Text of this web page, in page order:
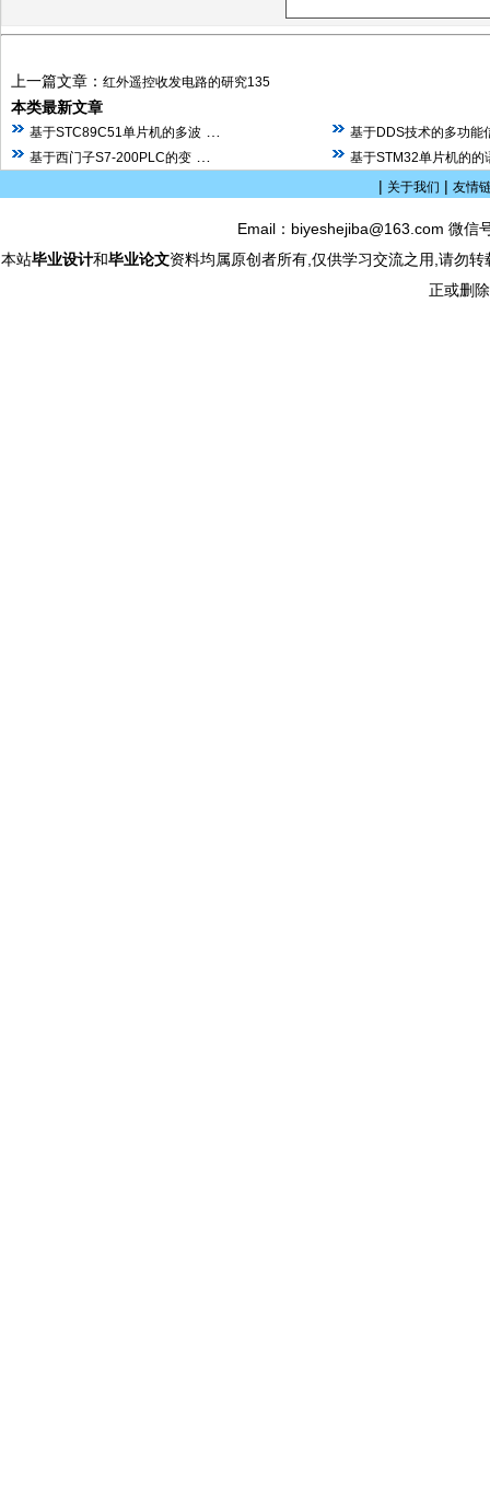
上一篇文章： 红外遥控收发电路的研究135
本类最新文章
基于STC89C51单片机的多波
基于DDS技术的多功能
基于西门子S7-200PLC的变
基于STM32单片机的的
| 关于我们 | 友情
Email：biyeshejiba@163.com 微
本站毕业设计和毕业论文资料均属原创者所有,仅供学习交流之用,请勿
正或删